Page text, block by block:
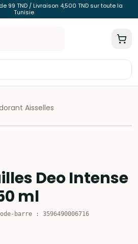
99 TND / Livraison 4,500 TND sur toute la
Tunisie
Aisselles
Deo Intense
ml
barre : 3596490006716